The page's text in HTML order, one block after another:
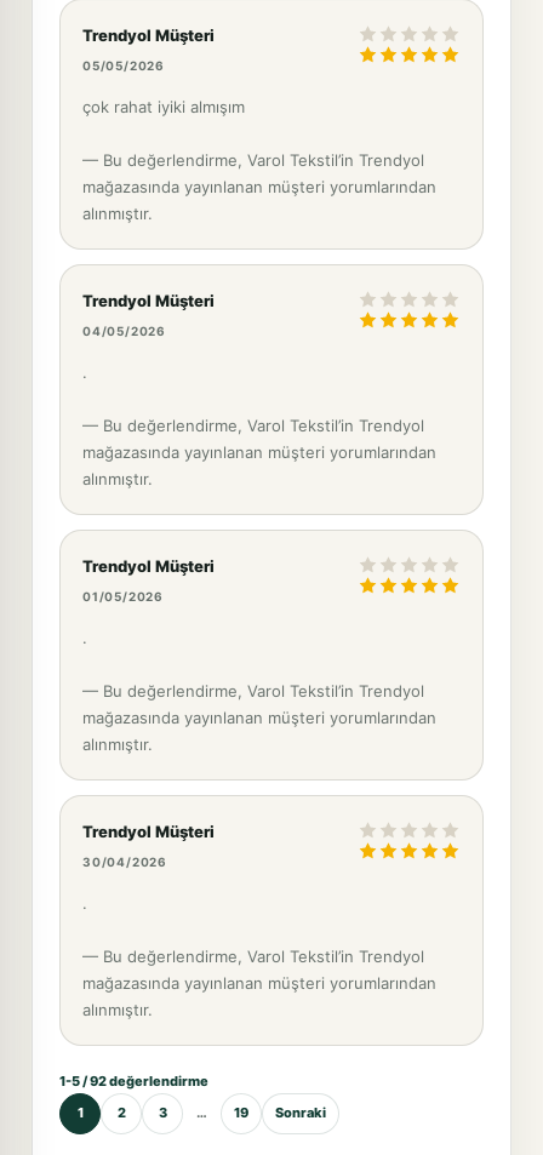
Trendyol Müşteri
05/05/2026
çok rahat iyiki almışım
— Bu değerlendirme, Varol Tekstil’in Trendyol
mağazasında yayınlanan müşteri yorumlarından
alınmıştır.
Trendyol Müşteri
04/05/2026
.
— Bu değerlendirme, Varol Tekstil’in Trendyol
mağazasında yayınlanan müşteri yorumlarından
alınmıştır.
Trendyol Müşteri
01/05/2026
.
— Bu değerlendirme, Varol Tekstil’in Trendyol
mağazasında yayınlanan müşteri yorumlarından
alınmıştır.
Trendyol Müşteri
30/04/2026
.
— Bu değerlendirme, Varol Tekstil’in Trendyol
mağazasında yayınlanan müşteri yorumlarından
alınmıştır.
1-5 / 92 değerlendirme
1
2 3 … 19 Sonraki